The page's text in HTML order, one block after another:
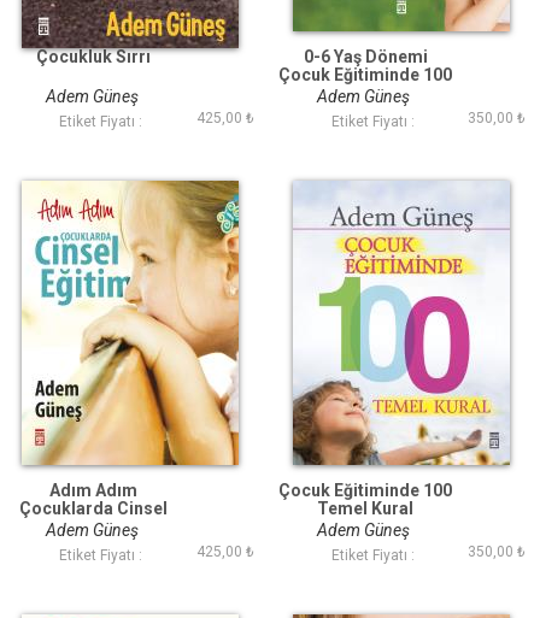
Çocukluk Sırrı
Adem Güneş
Etiket Fiyatı : 425,00 ₺
0-6 Yaş Dönemi
Çocuk Eğitiminde 100
Temel Kural
Adem Güneş
Etiket Fiyatı : 350,00 ₺
Adım Adım
Çocuklarda Cinsel
Eğitim
Adem Güneş
Etiket Fiyatı : 425,00 ₺
Çocuk Eğitiminde 100
Temel Kural
Adem Güneş
Etiket Fiyatı : 350,00 ₺